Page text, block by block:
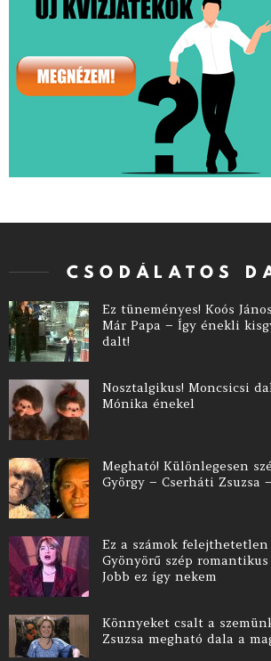
CSODÁLATOS
Ez tüneményes! Koós
Már Papa – Így énekli
dalt!
Nosztalgikus! Moncsicsi
Mónika énekel
Megható! Különlegesen
György – Cserháti Zsuzsa
Ez a számok
Gyönyörű szép
Jobb ez így nekem
Könnyeket csalt a
Zsuzsa megható dala a